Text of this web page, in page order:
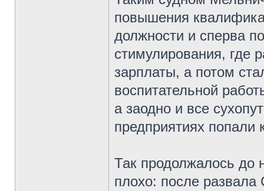
повышения
должности и сперва
стимулирования, где
зарплаты, а потом
воспитательной
а заодно и все
предприятиях попали
Так продолжалось до
плохо: после развала